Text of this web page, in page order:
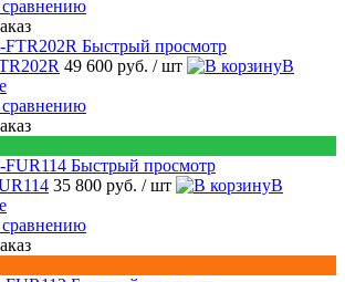
Быстрый просмотр
49 600 руб. / шт
В
Быстрый просмотр
35 800 руб. / шт
В